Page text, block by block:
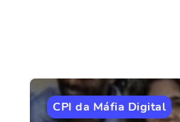
CPI da Máfia Digital